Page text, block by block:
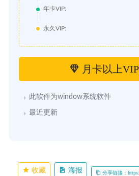
年卡VIP:
永久VIP:
月卡以上
此软件为window系统软件
最近更新
收藏 海报 分享链接：